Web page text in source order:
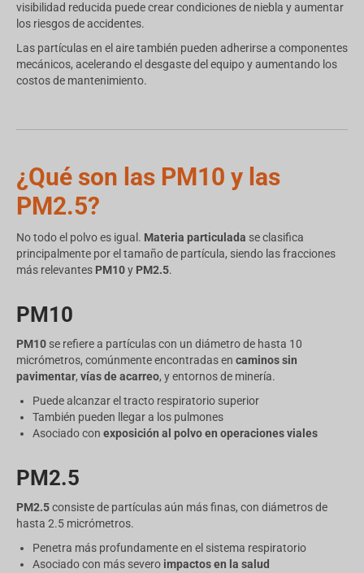
visibilidad reducida puede crear condiciones de niebla y aumentar
los riesgos de accidentes.
Las partículas en el aire también pueden adherirse a componentes
mecánicos, acelerando el desgaste del equipo y aumentando los
costos de mantenimiento.
¿Qué son las PM10 y las
PM2.5?
No todo el polvo es igual. Materia particulada se clasifica
principalmente por el tamaño de partícula, siendo las fracciones
más relevantes PM10y PM2.5.
PM10
PM10 se refiere a partículas con un diámetro de hasta 10
micrómetros, comúnmente encontradas en caminos sin
pavimentar, vías de acarreo, y entornos de minería.
Puede alcanzar el tracto respiratorio superior
También pueden llegar a los pulmones
Asociado con exposición al polvo en operaciones viales
PM2.5
PM2.5consiste de partículas aún más finas, con diámetros de
hasta 2.5 micrómetros.
Penetra más profundamente en el sistema respiratorio
Asociado con más severo impactos en la salud